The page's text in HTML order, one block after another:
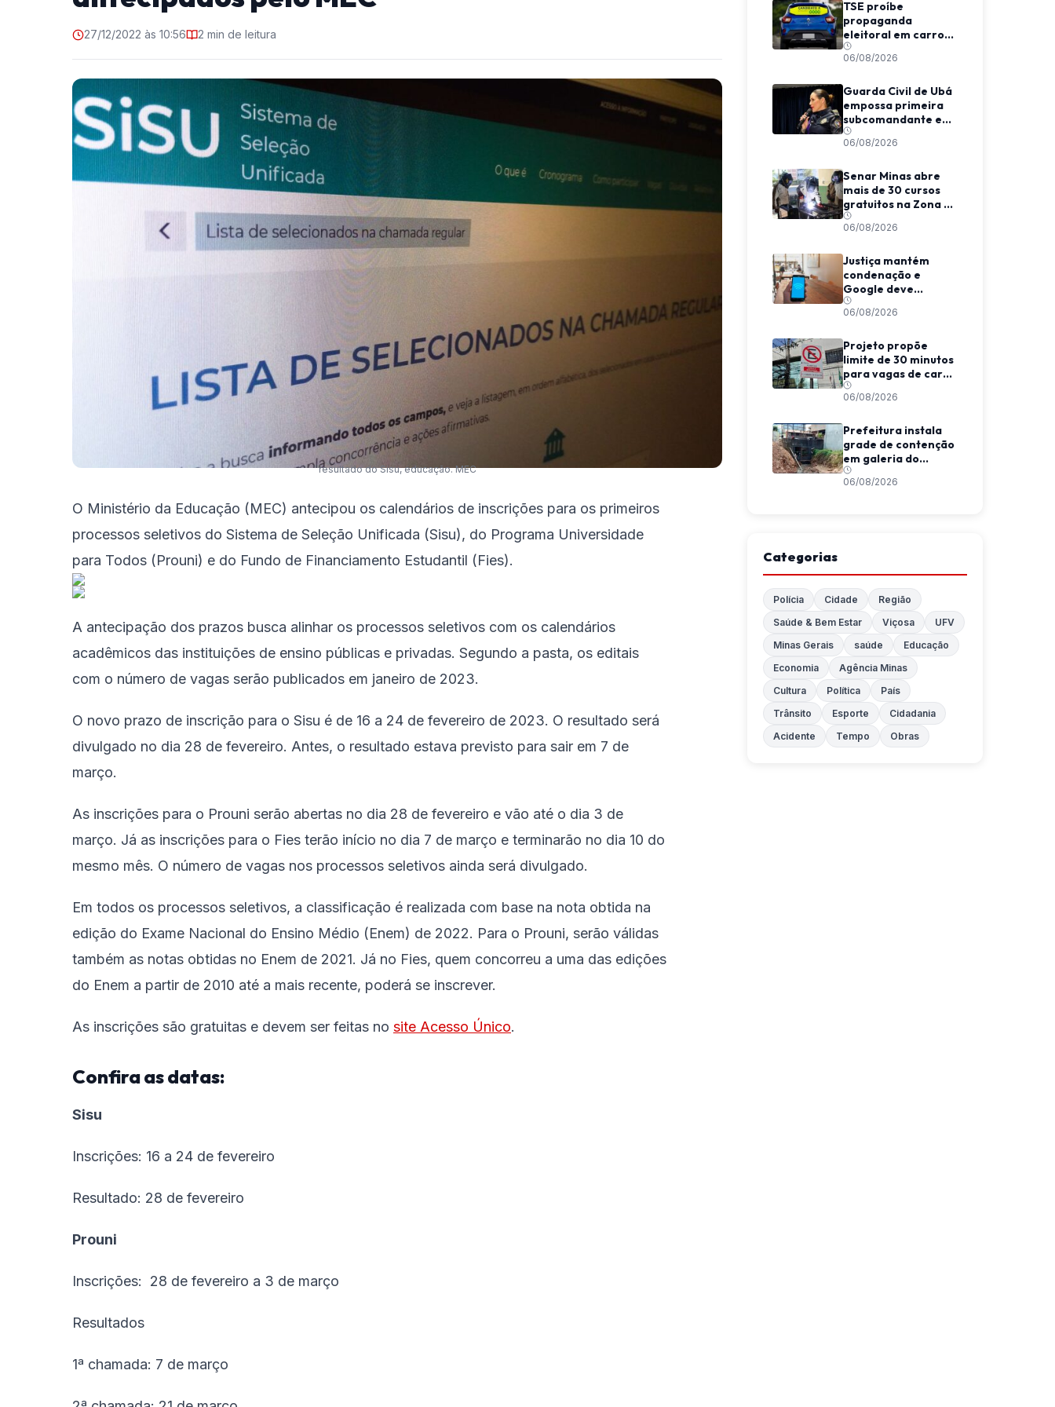
27/12/2022 às 10:56 2 min de leitura
resultado do Sisu, educação. MEC
O Ministério da Educação (MEC) antecipou os calendários de inscrições para os primeiros
processos seletivos do Sistema de Seleção Unificada (Sisu), do Programa Universidade
para Todos (Prouni) e do Fundo de Financiamento Estudantil (Fies).
A antecipação dos prazos busca alinhar os processos seletivos com os calendários
acadêmicos das instituições de ensino públicas e privadas. Segundo a pasta, os editais
com o número de vagas serão publicados em janeiro de 2023.
O novo prazo de inscrição para o Sisu é de 16 a 24 de fevereiro de 2023. O resultado será
divulgado no dia 28 de fevereiro. Antes, o resultado estava previsto para sair em 7 de
março.
As inscrições para o Prouni serão abertas no dia 28 de fevereiro e vão até o dia 3 de
março. Já as inscrições para o Fies terão início no dia 7 de março e terminarão no dia 10 do
mesmo mês. O número de vagas nos processos seletivos ainda será divulgado.
Em todos os processos seletivos, a classificação é realizada com base na nota obtida na
edição do Exame Nacional do Ensino Médio (Enem) de 2022. Para o Prouni, serão válidas
também as notas obtidas no Enem de 2021. Já no Fies, quem concorreu a uma das edições
do Enem a partir de 2010 até a mais recente, poderá se inscrever.
As inscrições são gratuitas e devem ser feitas no site Acesso Único.
Confira as datas:
Sisu
Inscrições: 16 a 24 de fevereiro
Resultado: 28 de fevereiro
Prouni
Inscrições: 28 de fevereiro a 3 de março
Resultados
1ª chamada: 7 de março
TSE proíbe
propaganda
eleitoral em carros
de aplicativo
durante transporte
06/08/2026
Guarda Civil de Ubá
empossa primeira
subcomandante e
cria estrutura
voltada à proteção
06/08/2026
Senar Minas abre
mais de 30 cursos
gratuitos na Zona da
Mata e Caparaó
06/08/2026
Justiça mantém
condenação e
Google deve
indenizar usuário
por invasão de e-
06/08/2026
Projeto propõe
limite de 30 minutos
para vagas de carga
e descarga em
Viçosa
06/08/2026
Prefeitura instala
grade de contenção
em galeria do
Córrego da
Conceição
06/08/2026
Categorias
Polícia Cidade
Região
Saúde & Bem Estar
Viçosa
UFV
Minas Gerais
saúde
Educação
Economia
Agência Minas
Cultura
Política
País
Trânsito
Esporte
Cidadania
Acidente
Tempo Obras